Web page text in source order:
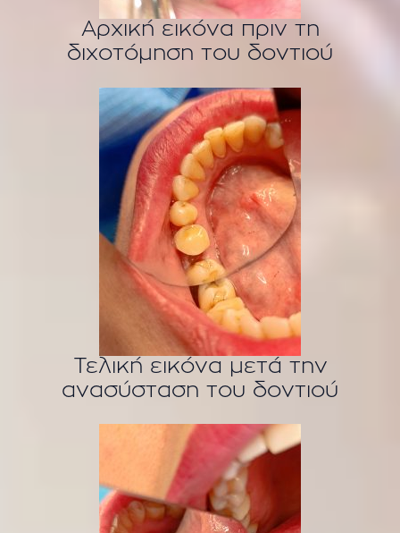
Αρχική εικόνα πριν τη
διχοτόμηση του δοντιού
Τελική εικόνα μετά την
ανασύσταση του δοντιού